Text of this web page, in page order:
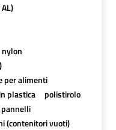
nylon
per alimenti
plastica
polistirolo
(contenitori vuoti)